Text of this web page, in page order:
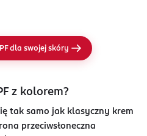
dla swojej skóry
z kolorem?
tak samo jak klasyczny krem
przeciwsłoneczna